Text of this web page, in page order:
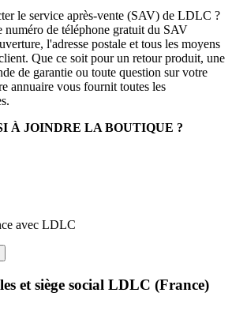
le service après-vente (SAV) de LDLC ?
numéro de téléphone gratuit du SAV
l'adresse postale et tous les moyens
Que ce soit pour un retour produit, une
de garantie ou toute question sur votre
annuaire vous fournit toutes les
À JOINDRE LA BOUTIQUE ?
avec LDLC
et siège social LDLC (France)